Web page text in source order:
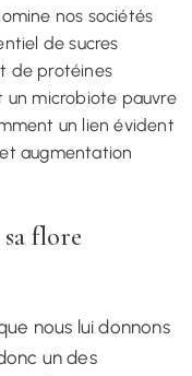
nos sociétés
de sucres
de protéines
un microbiote pauvre
un lien évident
augmentation
flore
nous lui donnons
un des